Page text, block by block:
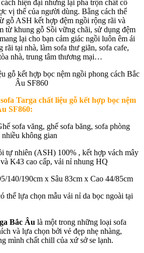
hiện đại nhưng lại pha trộn chất cổ
vị thế của người dùng. Bằng cách thể
gỗ ASH kết hợp đệm ngồi rộng rãi và
từ khung gỗ Sồi vững chãi, sử dụng đệm
lại cho bạn cảm giác ngồi luôn êm ái
tại nhà, làm sofa thư giãn, sofa cafe,
nhà, trung tâm thương mại…
Targa chất liệu gỗ kết hợp bọc nệm
SF860:
sofa văng, ghế sofa băng, sofa phòng
không gian
tự nhiên (ASH) 100% , kết hợp vách mây
K43 cao cấp, vải nỉ nhung HQ
140/190cm x Sâu 83cm x Cao 44/85cm
thể lựa chọn mẫu vải nỉ da bọc ngoài tại
Bắc Âu là một trong những loại sofa
và lựa chọn bởi vẻ đẹp nhẹ nhàng,
mình chất chill của xứ sở se lạnh.